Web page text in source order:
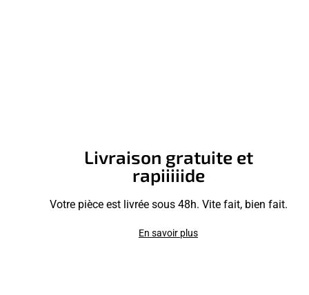
Livraison gratuite et
rapiiiiide
Votre pièce est livrée sous 48h. Vite fait, bien fait.
En savoir plus